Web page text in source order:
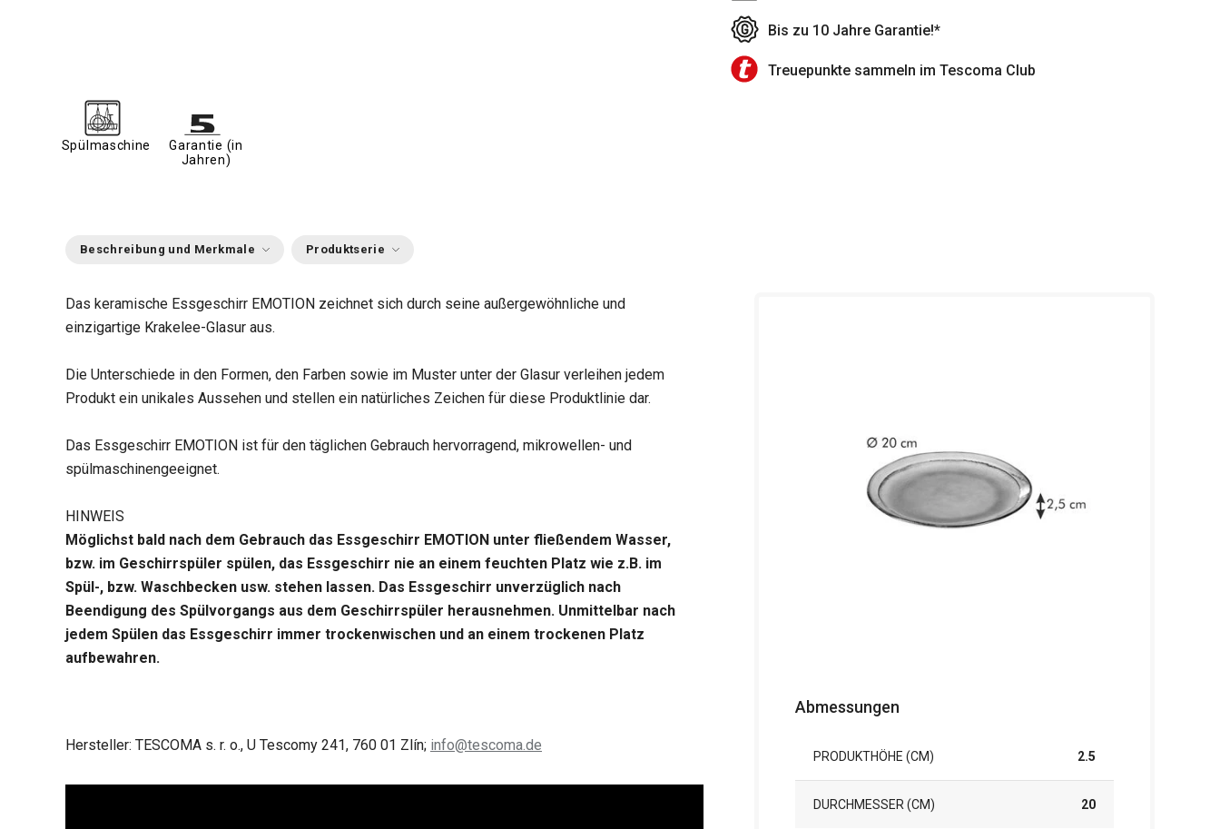
Bis zu 10 Jahre Garantie!*
Treuepunkte sammeln im Tescoma Club
Spülmaschine
Garantie (in
Jahren)
Beschreibung und Merkmale Produktserie
Das keramische Essgeschirr EMOTION zeichnet sich durch seine außergewöhnliche und
einzigartige Krakelee-Glasur aus.
Die Unterschiede in den Formen, den Farben sowie im Muster unter der Glasur verleihen jedem
Produkt ein unikales Aussehen und stellen ein natürliches Zeichen für diese Produktlinie dar.
Das Essgeschirr EMOTION ist für den täglichen Gebrauch hervorragend, mikrowellen- und
spülmaschinengeeignet.
HINWEIS
Möglichst bald nach dem Gebrauch das Essgeschirr EMOTION unter fließendem Wasser,
bzw. im Geschirrspüler spülen, das Essgeschirr nie an einem feuchten Platz wie z.B. im
Spül-, bzw. Waschbecken usw. stehen lassen. Das Essgeschirr unverzüglich nach
Beendigung des Spülvorgangs aus dem Geschirrspüler herausnehmen. Unmittelbar nach
jedem Spülen das Essgeschirr immer trockenwischen und an einem trockenen Platz
aufbewahren.
Hersteller: TESCOMA s. r. o., U Tescomy 241, 760 01 Zlín; info@tescoma.de
Abmessungen
PRODUKTHÖHE (CM) 2.5
DURCHMESSER (CM) 20